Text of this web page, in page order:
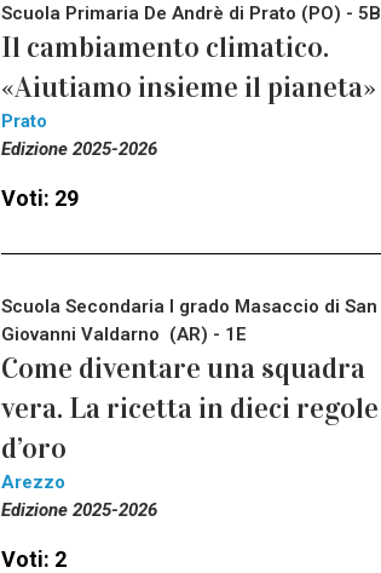
Scuola Primaria De Andrè di Prato (PO) - 5B
Il cambiamento climatico.
«Aiutiamo insieme il pianeta»
Prato
Edizione 2025-2026
Voti: 29
Scuola Secondaria I grado Masaccio di San
Giovanni Valdarno (AR) - 1E
Come diventare una squadra
vera. La ricetta in dieci regole
d’oro
Arezzo
Edizione 2025-2026
Voti: 2